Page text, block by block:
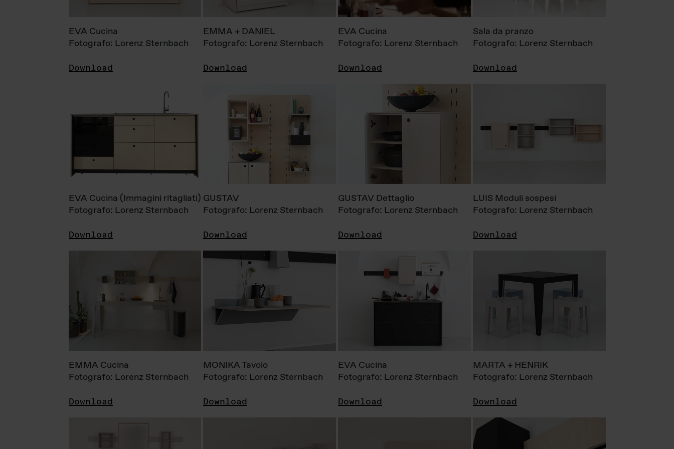
EVA Cucina
Fotografo: Lorenz Sternbach
Download
EMMA + DANIEL
Fotografo: Lorenz Sternbach
Download
EVA Cucina
Fotografo: Lorenz Sternbach
Download
Sala da pranzo
Fotografo: Lorenz Sternbach
Download
EVA Cucina (Immagini ritagliati)
Fotografo: Lorenz Sternbach
Download
GUSTAV
Fotografo: Lorenz Sternbach
Download
GUSTAV Dettaglio
Fotografo: Lorenz Sternbach
Download
LUIS Moduli sospesi
Fotografo: Lorenz Sternbach
Download
EMMA Cucina
Fotografo: Lorenz Sternbach
Download
MONIKA Tavolo
Fotografo: Lorenz Sternbach
Download
EVA Cucina
Fotografo: Lorenz Sternbach
Download
MARTA + HENRIK
Fotografo: Lorenz Sternbach
Download